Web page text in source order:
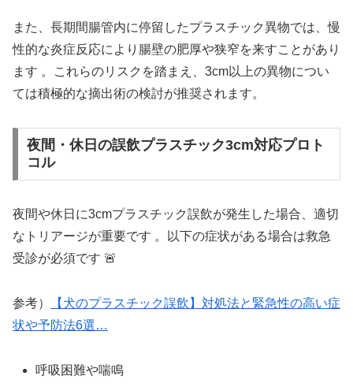
また、長期間腸管内に停留したプラスチック異物では、慢
性的な炎症反応により腸壁の肥厚や狭窄を来すことがあり
ます 。これらのリスクを踏まえ、3cm以上の異物につい
ては積極的な摘出術の検討が推奨されます。
夜間・休日の誤飲プラスチック3cm対応プロト
コル
夜間や休日に3cmプラスチック誤飲が発生した場合、適切
なトリアージが重要です 。以下の症状がある場合は救急
受診が必須です 🚨
参考）
【犬のプラスチック誤飲】対処法と緊急性の高い症
状や予防法6選…
呼吸困難や喘鳴